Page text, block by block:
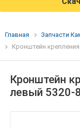
Главная Запчасти
Кронштейн
Кронштейн
левый 5320-